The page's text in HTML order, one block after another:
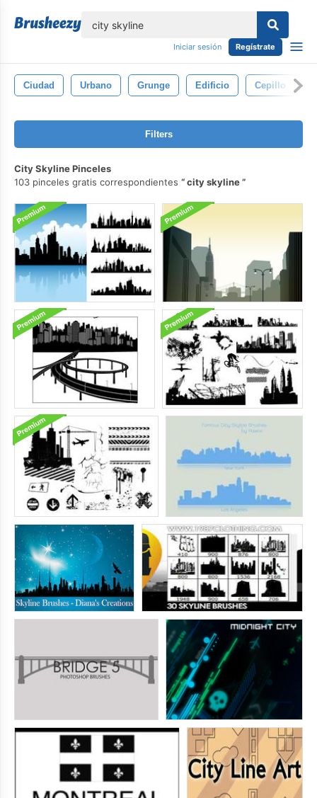
Iniciar sesión Regístrate
Ciudad Urbano Grunge Edificio Cepillo
Filters
City Skyline Pinceles
103 pinceles gratis correspondientes
city skyline